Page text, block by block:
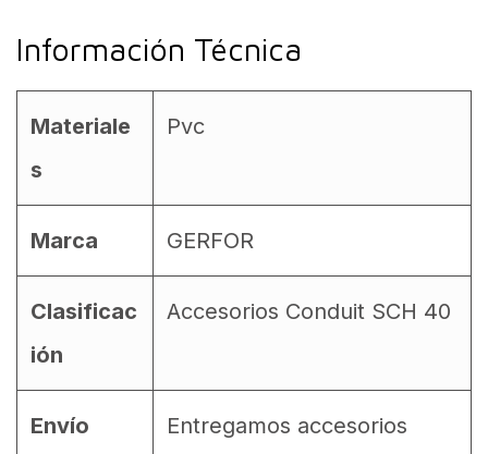
Información Técnica
Materiale
s
Pvc
Marca GERFOR
Clasificac
ión
Accesorios Conduit SCH 40
Envío
Entregamos accesorios